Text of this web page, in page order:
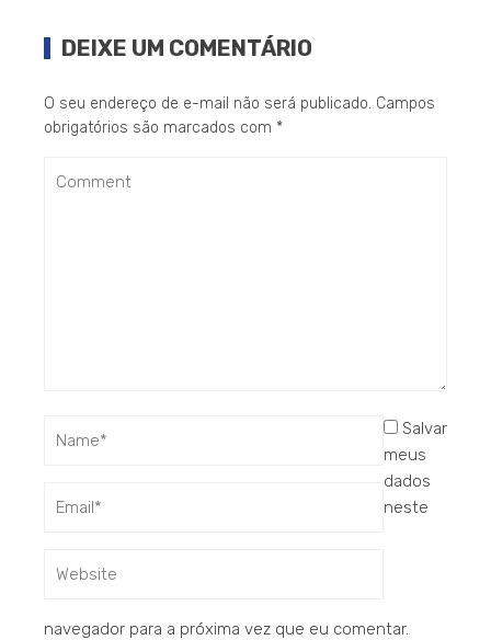
DEIXE UM COMENTÁRIO
O seu endereço de e-mail não será publicado. Campos
obrigatórios são marcados com *
Salvar
meus
dados
neste
navegador para a próxima vez que eu comentar.